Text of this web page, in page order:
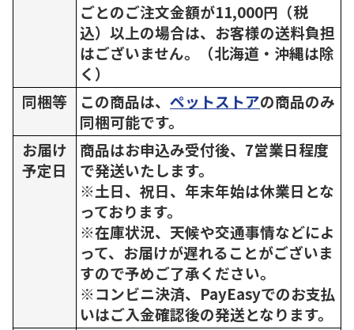
ごとのご注文金額が11,000円（税
込）以上の場合は、お客様の送料負担
はございません。（北海道・沖縄は除
く）
同梱等
この商品は、 ペットストアの商品のみ
同梱可能です。
お届け
予定日
商品はお申込み受付後、7営業日程度
で発送いたします。
※土日、祝日、年末年始は休業日とな
っております。
※在庫状況、天候や交通事情などによ
って、お届けが遅れることがございま
すので予めご了承ください。
※コンビニ決済、PayEasyでのお支払
いはご入金確認後の発送となります。